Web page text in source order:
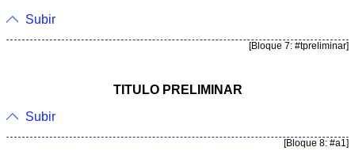
Subir
[Bloque 7: #tpreliminar]
TITULO PRELIMINAR
Subir
[Bloque 8: #a1]